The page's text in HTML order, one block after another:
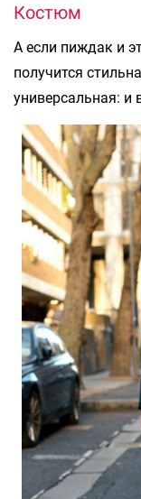
Костюм
А если пиждак и
получится
универсальная: и